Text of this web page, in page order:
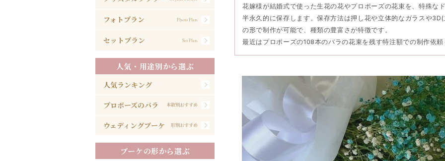
花嫁様が結婚式で使った生花の花やプロポーズの花束を、特殊な
半永久的に保存します。保存方法は押し花や立体的なガラスや
の形で制作が可能で、種類の豊富さが特徴です。
最近はプロポーズの108本のバラの花束を残す特注額での制作依
フォトプラン Photo Plan
セットプラン Set Plan
人気・用途別から選ぶ
人気ランキング
プロポーズのバラ 本数別おすすめ
ウェディングブーケ 形別おすすめ
ブーケの形から選ぶ